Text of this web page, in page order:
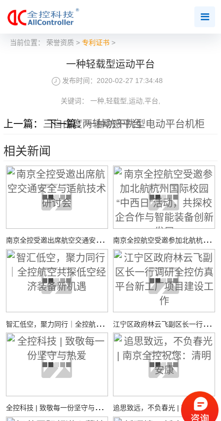
当前位置： 荣誉资质> 专利证书>
一种轻载型运动平台
发布时间：2020-02-27 17:34:48
关键词： 一种,轻载型,运动,平台,
上一篇： 三自由度两轴动感平台
下一篇：一种防干扰型电动平台机柜
相关新闻
南
京全控受邀出席航空交通安全与适航技术研讨会 南
京全控航空受邀参加北航杭州国际校园“中西日”活动，共探校企合作与智能装备创新发展
智
汇低空，聚力同行｜全控航空共探低空经济装备新机遇 江
宁区政府林云飞副区长一行调研全控仿真平台新工厂项目建设工作
全
控科技 | 致敬每一份坚守与热爱 追
思致远，不负春光 | 南京全控祝您：清明安康